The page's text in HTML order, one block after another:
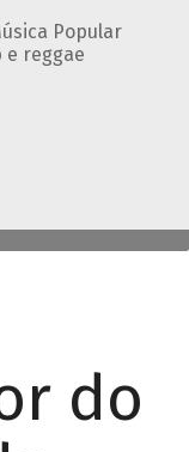
Popular
e reggae
do